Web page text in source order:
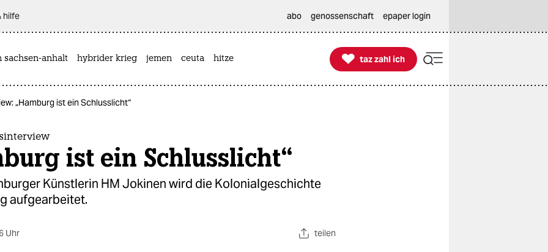
hilfe abo genossenschaft epaper login
sachsen-anhalt hybrider krieg jemen ceuta hitze 
taz zahl ich
taz zahl ich
„Hamburg ist ein Schlusslicht“
ist ein Schlusslicht“
Künstlerin HM Jokinen wird die Kolonialgeschichte
aufgearbeitet.
Uhr teilen